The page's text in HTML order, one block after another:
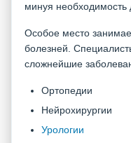
минуя необходимость
Особое место
болезней.
сложнейшие
Ортопедии
Нейрохирургии
Урологии